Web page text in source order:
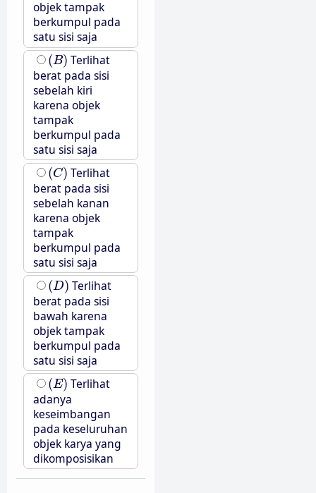
objek tampak
berkumpul pada
satu sisi saja
(B)
(B) Terlihat
berat pada sisi
sebelah kiri
karena objek
tampak
berkumpul pada
satu sisi saja
(C)
(C) Terlihat
berat pada sisi
sebelah kanan
karena objek
tampak
berkumpul pada
satu sisi saja
(D)
(D) Terlihat
berat pada sisi
bawah karena
objek tampak
berkumpul pada
satu sisi saja
(E)
(E) Terlihat
adanya
keseimbangan
pada keseluruhan
objek karya yang
dikomposisikan